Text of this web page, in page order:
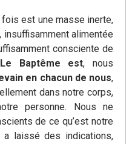
est une masse inerte,
alimentée
consciente de
Le Baptême est, nous
en chacun de nous,
dans notre corps,
personne. Nous ne
de ce qu’est notre
a laissé des indications,